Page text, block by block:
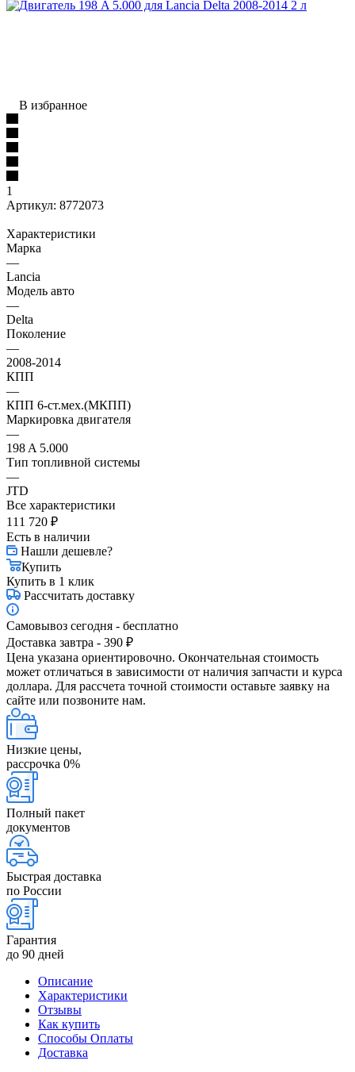
В избранное
1
Артикул: 8772073
Характеристики
Марка
—
Lancia
Модель авто
—
Delta
Поколение
—
2008-2014
КПП
—
КПП 6-ст.мех.(МКПП)
Маркировка двигателя
—
198 A 5.000
Тип топливной системы
—
JTD
Все характеристики
111 720 ₽
Есть в наличии
Нашли дешевле?
Купить
Купить в 1 клик
Рассчитать доставку
Самовывоз сегодня - бесплатно
Доставка завтра - 390 ₽
Цена указана ориентировочно. Окончательная стоимость
может отличаться в зависимости от наличия запчасти и курса
доллара. Для рассчета точной стоимости оставьте заявку на
сайте или позвоните нам.
Низкие цены,
рассрочка 0%
Полный пакет
документов
Быстрая доставка
по России
Гарантия
до 90 дней
Описание
Характеристики
Отзывы
Как купить
Способы Оплаты
Доставка